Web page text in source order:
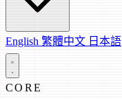
English 繁體中文 日本語
CORE